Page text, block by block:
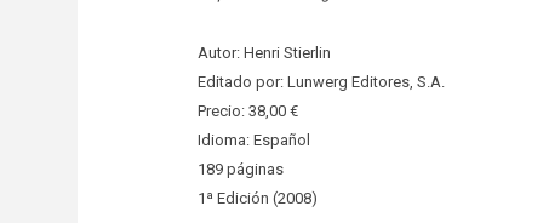
Autor: Henri Stierlin
Editado por: Lunwerg Editores, S.A.
Precio: 38,00 €
Idioma: Español
189 páginas
1ª Edición (2008)